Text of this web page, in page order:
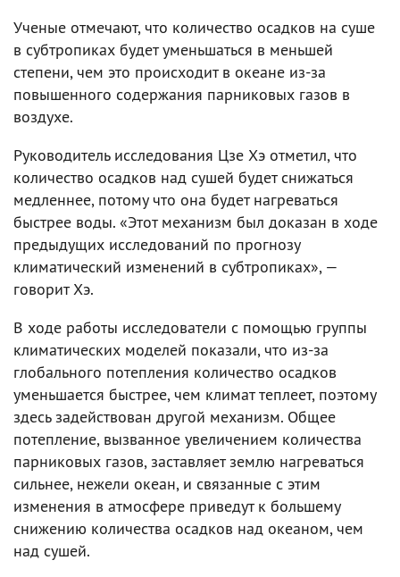
Ученые отмечают, что количество осадков на суше
в субтропиках будет уменьшаться в меньшей
степени, чем это происходит в океане из-за
повышенного содержания парниковых газов в
воздухе.
Руководитель исследования Цзе Хэ отметил, что
количество осадков над сушей будет снижаться
медленнее, потому что она будет нагреваться
быстрее воды. «Этот механизм был доказан в ходе
предыдущих исследований по прогнозу
климатический изменений в субтропиках», —
говорит Хэ.
В ходе работы исследователи с помощью группы
климатических моделей показали, что из-за
глобального потепления количество осадков
уменьшается быстрее, чем климат теплеет, поэтому
здесь задействован другой механизм. Общее
потепление, вызванное увеличением количества
парниковых газов, заставляет землю нагреваться
сильнее, нежели океан, и связанные с этим
изменения в атмосфере приведут к большему
снижению количества осадков над океаном, чем
над сушей.